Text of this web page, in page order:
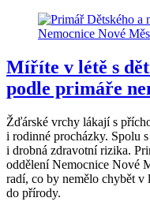
Míříte v létě s
podle primáře
Žďárské vrchy lákají s
i rodinné procházky. Spolu
i drobná zdravotní rizika.
oddělení Nemocnice Nové
radí, co by nemělo chybět v
do přírody.